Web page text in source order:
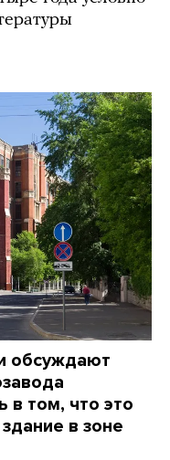
обсуждают
в том, что это
в зоне